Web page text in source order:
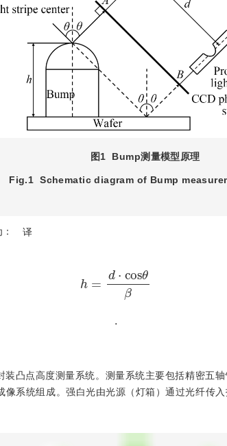
图1 Bump测量模型原理
Fig.1 Schematic diagram of Bump
译
⋅c sθβ
.
凸点高度测量系统。测量系统主要包括精密五
像系统组成。强白光由光源（灯箱）通过光纤传